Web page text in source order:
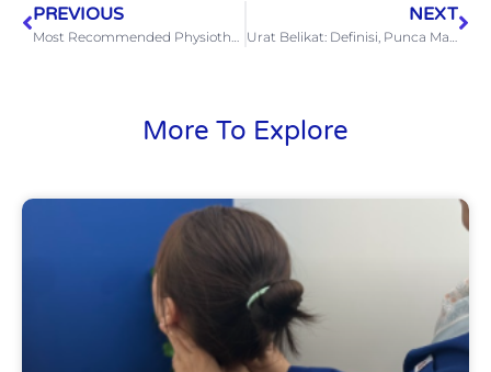
PREVIOUS
Most Recommended Physiotherapy Centre in Malaysia
NEXT
Urat Belikat: Definisi, Punca Masalah dan Rawatan yang Terbaik.
More To Explore